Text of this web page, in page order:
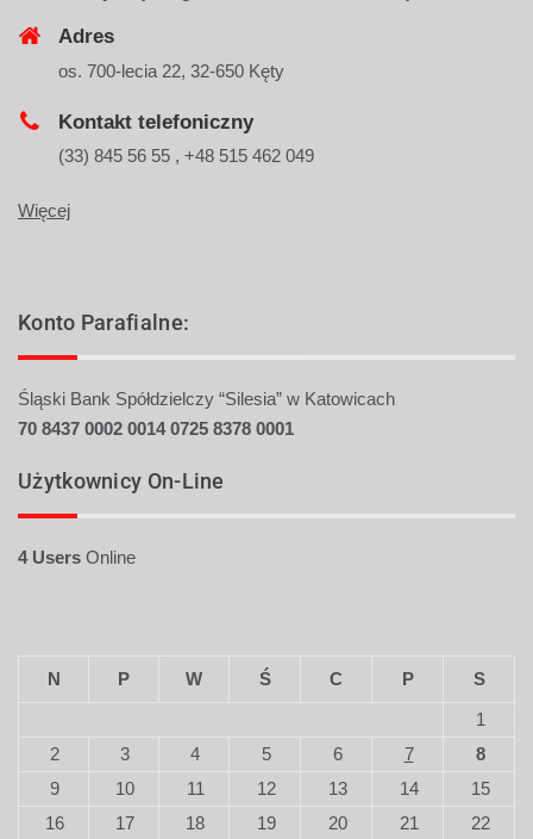
Adres
os. 700-lecia 22, 32-650 Kęty
Kontakt telefoniczny
(33) 845 56 55 , +48 515 462 049
Więcej
Konto Parafialne:
Śląski Bank Spółdzielczy “Silesia” w Katowicach
70 8437 0002 0014 0725 8378 0001
Użytkownicy On-Line
4 Users Online
N P W Ś C P
S
1
2
3 4 5 6 7
8
9
10 11 12 13 14
15
16
17 18 19 20 21 22